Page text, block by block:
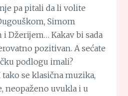
pa pitali da li volite
Simom
Džerijem… Kakav bi sada
pozitivan. A sećate
podlogu imali?
se klasična muzika,
neopaženo uvukla i u